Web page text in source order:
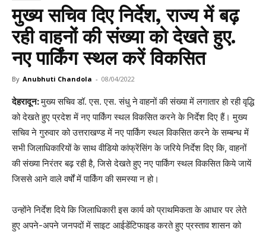
मुख्य सचिव दिए निर्देश, राज्य में बढ़
रही वाहनों की संख्या को देखते हुए.
नए पार्किंग स्थल करें विकसित
By Anubhuti Chandola - 08/04/2022
देहरादून:मुख्य सचिव डॉ. एस. एस. संधु नेवाहनों की संख्या में लगातार हो रही वृद्धि
को देखते हुए प्रदेश में नए पार्किंग स्थल विकसित करने के निर्देश दिए हैं। मुख्य
सचिव ने गुरुवार को उत्तराखण्ड में नए पार्किंग स्थल विकसित करने के सम्बन्ध में
सभी जिलाधिकारियों के साथ वीडियो कांफ्रेंसिंग के जरिये निर्देश दिए कि, वाहनों
की संख्या निरंतर बढ़ रही है, जिसे देखते हुए नए पार्किंग स्थल विकसित किये जायें
जिससे आने वाले वर्षों में पार्किंग की समस्या न हो।
उन्होंने निर्देश दिये कि जिलाधिकारी इस कार्य को प्राथमिकता के आधार पर लेते
हुए अपने-अपने जनपदों में साइट आईडेंटिफाइड करते हुए प्रस्ताव शासन को